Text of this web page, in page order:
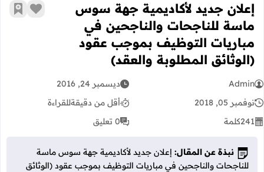
إعلان جديد لأكاديمية جهة سوس
ماسة للناجحات والناجحين في
مباريات التوظيف بموجب عقود
(الوثائق المطلوبة والعقد)
زر أضف
Admin
ديسمبر 24, 2016
نوفمبر 05, 2018
أقل من دقيقةللقراءة
241كلمة 0 تعليق
نبذة عن المقال: إعلان جديد لأكاديمية جهة سوس ماسة
للناجحات والناجحين في مباريات التوظيف بموجب عقود (الوثائق